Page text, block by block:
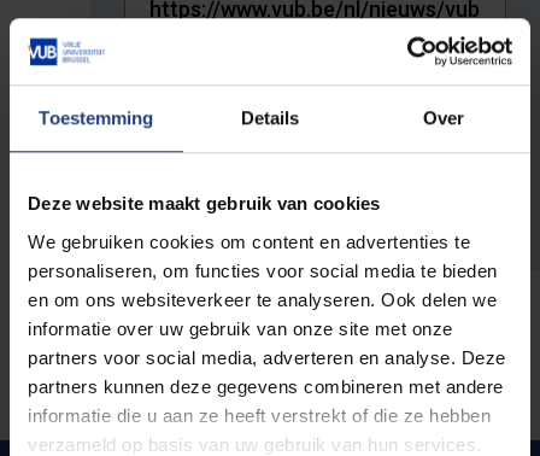
Toestemming Details Over
Deze website maakt gebruik van cookies
We gebruiken cookies om content en advertenties te
personaliseren, om functies voor social media te bieden
en om ons websiteverkeer te analyseren. Ook delen we
informatie over uw gebruik van onze site met onze
partners voor social media, adverteren en analyse. Deze
partners kunnen deze gegevens combineren met andere
informatie die u aan ze heeft verstrekt of die ze hebben
verzameld op basis van uw gebruik van hun services.
The full URL of the page where you encountered the error.